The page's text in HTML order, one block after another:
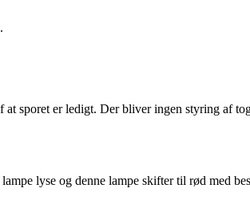
sporet er ledigt. Der bliver ingen styring af
lyse og denne lampe skifter til rød med